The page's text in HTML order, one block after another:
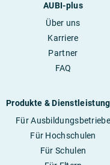
AUBI-plus
Über uns
Karriere
Partner
FAQ
Produkte &
Für Ausbildungsbetriebe
Für Hochschulen
Für Schulen